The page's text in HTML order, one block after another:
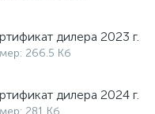
дилера 2023 г.
266.5 Кб
дилера 2024 г.
281 Кб